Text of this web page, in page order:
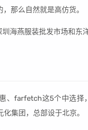
那么自然就是高仿货。
海燕服装批发市场和东
、farfetch这5个中选择
化集团，总部设于北京。